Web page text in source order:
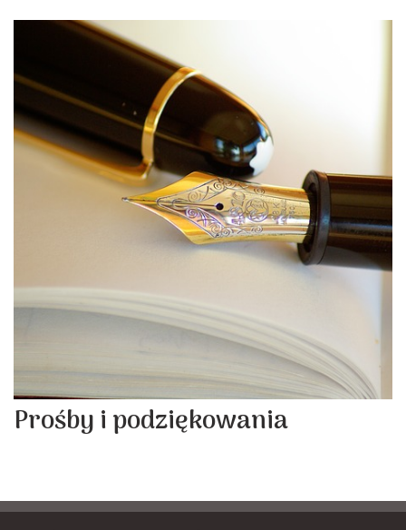
Prośby i podziękowania